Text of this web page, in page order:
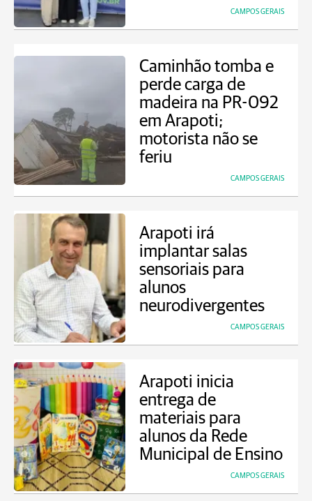
CAMPOS GERAIS
Caminhão tomba e
perde carga de
madeira na PR-092
em Arapoti;
motorista não se
feriu
CAMPOS GERAIS
Arapoti irá
implantar salas
sensoriais para
alunos
neurodivergentes
CAMPOS GERAIS
Arapoti inicia
entrega de
materiais para
alunos da Rede
Municipal de Ensino
CAMPOS GERAIS